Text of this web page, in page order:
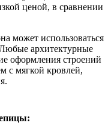
ценой, в сравнении
может использоваться
архитектурные
оформления строений
с мягкой кровлей,